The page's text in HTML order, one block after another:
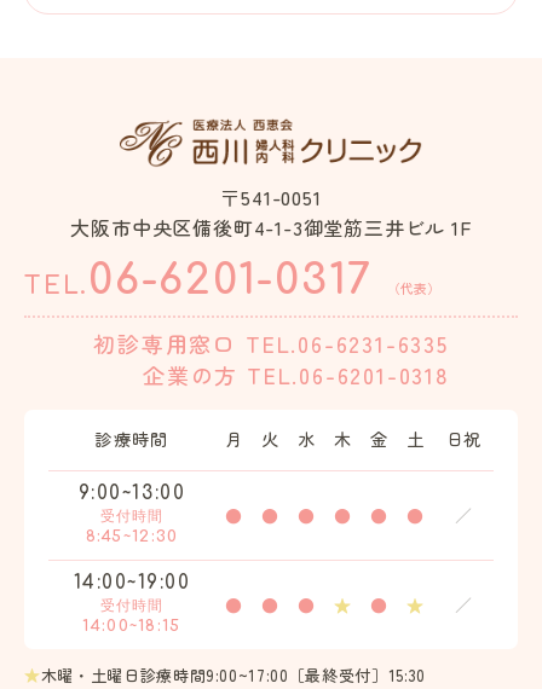
〒541-0051
大阪市中央区備後町4-1-3御堂筋三井ビル 1F
TEL. 06-6201-0317 （代表）
初診専用窓口 TEL.06-6231-6335
企業の方 TEL.06-6201-0318
診療時間 月 火 水 木 金 土 日祝
9:00~13:00
受付時間
8:45~12:30
● ● ● ● ● ● ／
14:00~19:00
受付時間
14:00~18:15
● ● ● ★ ● ★ ／
★木曜・土曜日診療時間9:00~17:00［最終受付］15:30